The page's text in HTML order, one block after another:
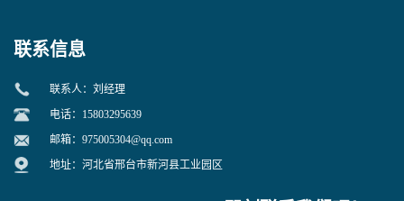
联系信息
联系人：刘经理
电话：15803295639
邮箱： 975005304@qq.com
地址：河北省邢台市新河县工业园区